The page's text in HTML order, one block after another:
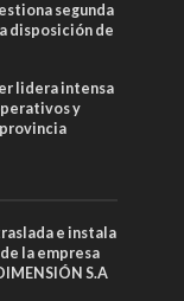
segunda
disposición de
lidera intensa
y
e instala
la empresa
S.A